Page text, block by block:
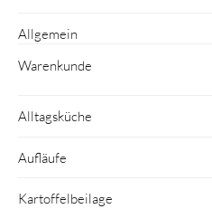
Allgemein
Warenkunde
Alltagsküche
Aufläufe
Kartoffelbeilage